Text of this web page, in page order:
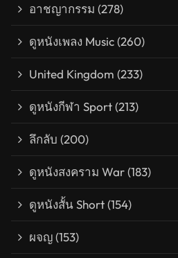
อาชญากรรม (278)
ดูหนังเพลง Music(260)
United Kingdom (233)
ดูหนังกีฬา Sport(213)
ลึกลับ (200)
ดูหนังสงคราม War(183)
ดูหนังสั้น Short(154)
ผจญ(153)